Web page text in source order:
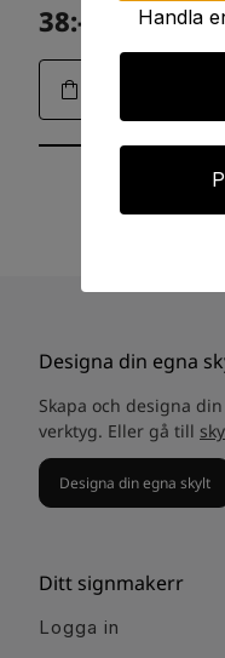
38:-
Designa din egna
Skapa och designa
verktyg. Eller gå till
Designa din egna skylt
Ditt signmakerr
Logga in
Handla